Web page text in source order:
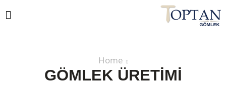
Home
GÖMLEK ÜRETIMI